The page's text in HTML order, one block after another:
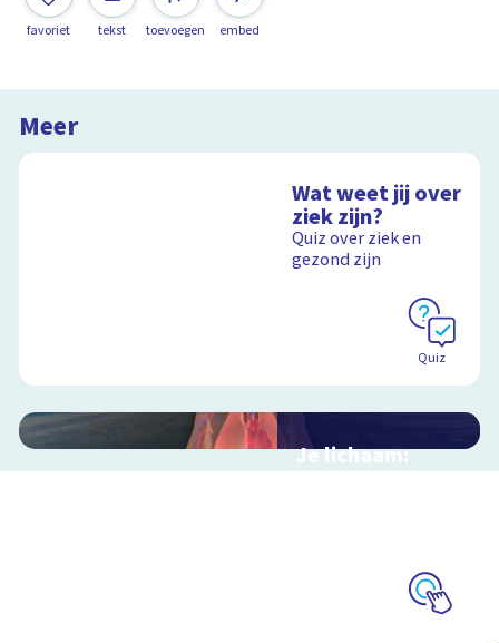
favoriet tekst toevoegen embed
Meer
Wat weet jij over
ziek zijn?
Quiz over ziek en
gezond zijn
Quiz
Je lichaam:
organen